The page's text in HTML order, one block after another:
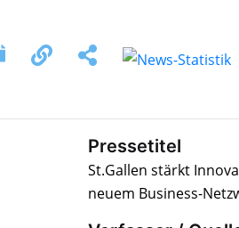
Pressetitel
St.Gallen stärkt
neuem Business-